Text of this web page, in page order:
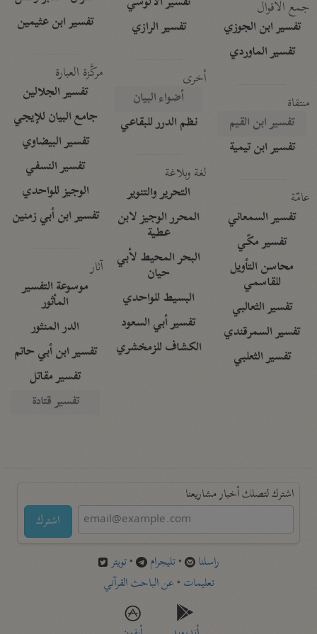
جمع الأقوال
تفسير ابن الجوزي
تفسير الماوردي
منتقاة
تفسير ابن القيم
تفسير ابن تيمية
عامّة
تفسير السمعاني
تفسير مكّي
محاسن التأويل
للقاسمي
تفسير الثعالبي
تفسير السمرقندي
تفسير الثعلبي
تفسير الرازي
أخرى
أضواء البيان
نظم الدرر للبقاعي
لغة وبلاغة
التحرير والتنوير
المحرر الوجيز لابن
عطية
البحر المحيط لأبي
حيان
البسيط للواحدي
تفسير أبي السعود
الكشاف للزمخشري
تفسير ابن عثيمين
مركَّزة العبارة
تفسير الجلالين
جامع البيان للإيجي
تفسير البيضاوي
تفسير النسفي
الوجيز للواحدي
تفسير ابن أبي زمنين
آثار
موسوعة التفسير
المأثور
الدر المنثور
تفسير ابن أبي حاتم
تفسير مقاتل
تفسير قتادة
اشترك لتصلك أخبار مشاريعنا
اشترك
راسلنا •تليجرام •تويتر
تعليمات •عن الباحث القرآني